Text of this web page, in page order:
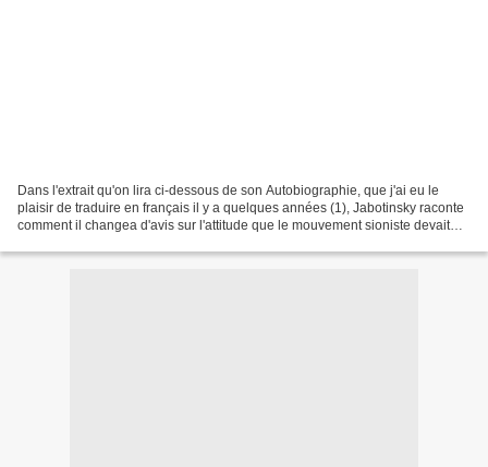
Dans l'extrait qu'on lira ci-dessous de son Autobiographie, que j'ai eu le
plaisir de traduire en français il y a quelques années (1), Jabotinsky raconte
comment il changea d'avis sur l'attitude que le mouvement sioniste devait